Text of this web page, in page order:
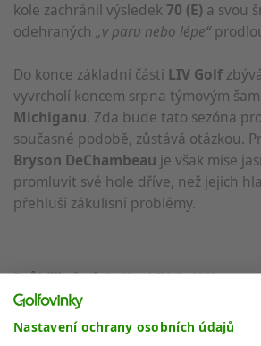
kole zachránil výsledek70 (E) a svou
odehraných „v paru nebo lépe“
Do konce základní části LIV Golf
vyvrcholí koncem srpna týmovým
Michiganu. Zda bude tato sezóna
současné podobě, zůstává otázkou.
Bryson DeChambeau je však mise
promluvit své hole dříve, než jejich
přehluší zákulisní problémy.
Průběžné výsledky LIV Golf Korea
kole
Nastavení ochrany osobních údajů